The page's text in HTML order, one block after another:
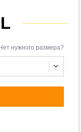
нужного размера?